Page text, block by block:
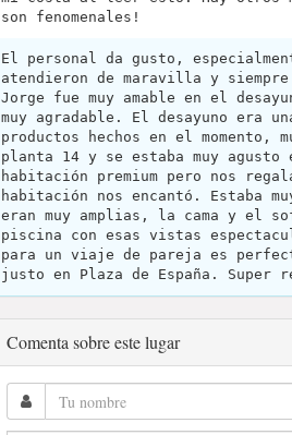
son fenomenales!
El personal da gusto,
atendieron de maravilla y
Jorge fue muy amable en el
muy agradable. El desayuno era
productos hechos en el
planta 14 y se estaba muy agusto
habitación premium pero nos
habitación nos encantó. Estaba
eran muy amplias, la cama y el
piscina con esas vistas
para un viaje de pareja es
justo en Plaza de España. Super
Comenta sobre este lugar